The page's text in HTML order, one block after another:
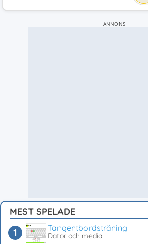
ANNONS
MEST SPELADE
Tangentbordsträning
Dator och media